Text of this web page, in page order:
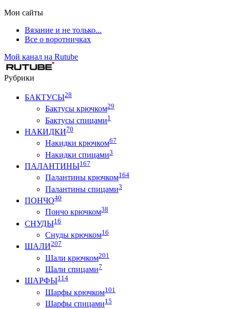
Мои сайты
Вязание и не только...
Все о воротничках
Мой канал на Rutube
Рубрики
БАКТУСЫ28
Бактусы крючком29
Бактусы спицами1
НАКИДКИ70
Накидки крючком67
Накидки спицами3
ПАЛАНТИНЫ167
Палантины крючком164
Палантины спицами3
ПОНЧО40
Пончо крючком38
СНУДЫ16
Снуды крючком16
ШАЛИ207
Шали крючком201
Шали спицами7
ШАРФЫ114
Шарфы крючком101
Шарфы спицами15